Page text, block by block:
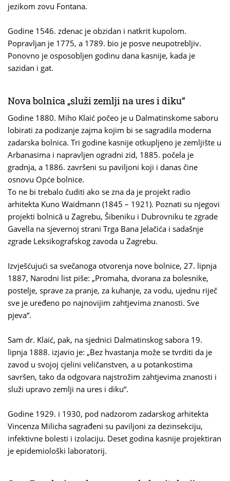
jezikom zovu Fontana.
Godine 1546. zdenac je obzidan i natkrit kupolom.
Popravljan je 1775, a 1789. bio je posve neupotrebljiv.
Ponovno je osposobljen godinu dana kasnije, kada je
sazidan i gat.
Nova bolnica „služi zemlji na ures i diku“
Godine 1880. Miho Klaić počeo je u Dalmatinskome saboru
lobirati za podizanje zajma kojim bi se sagradila moderna
zadarska bolnica. Tri godine kasnije otkupljeno je zemljište u
Arbanasima i napravljen ogradni zid, 1885. počela je
gradnja, a 1886. završeni su paviljoni koji i danas čine
osnovu Opće bolnice.
To ne bi trebalo čuditi ako se zna da je projekt radio
arhitekta Kuno Waidmann (1845 – 1921). Poznati su njegovi
projekti bolnicâ u Zagrebu, Šibeniku i Dubrovniku te zgrade
Gavella na sjevernoj strani Trga Bana Jelačića i sadašnje
zgrade Leksikografskog zavoda u Zagrebu.
Izvješćujući sa svečanoga otvorenja nove bolnice, 27. lipnja
1887, Narodni list piše: „Promaha, dvorana za bolesnike,
postelje, sprave za pranje, za kuhanje, za vodu, ujednu riječ
sve je uređeno po najnovijim zahtjevima znanosti. Sve
pjeva“.
Sam dr. Klaić, pak, na sjednici Dalmatinskog sabora 19.
lipnja 1888. izjavio je: „Bez hvastanja može se tvrditi da je
zavod u svojoj cjelini veličanstven, a u potankostima
savršen, tako da odgovara najstrožim zahtjevima znanosti i
služi upravo zemlji na ures i diku“.
Godine 1929. i 1930, pod nadzorom zadarskog arhitekta
Vincenza Milicha sagrađeni su paviljoni za dezinsekciju,
infektivne bolesti i izolaciju. Deset godina kasnije projektiran
je epidemiološki laboratorij.